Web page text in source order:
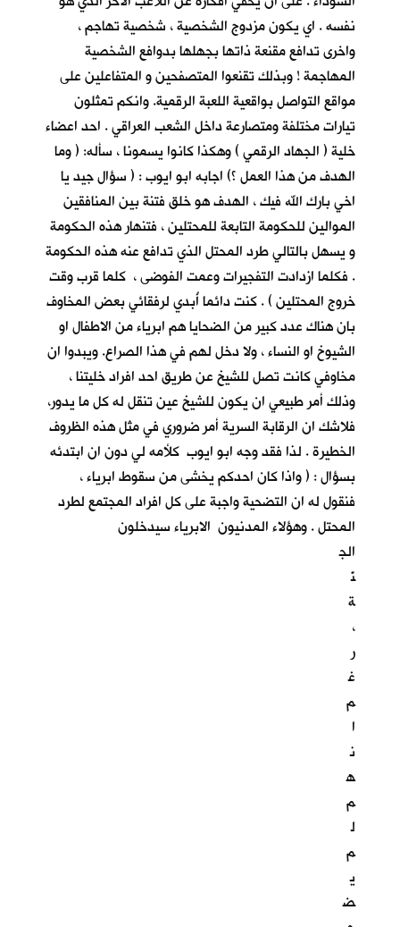
نفسه . اي يكون مزدوج الشخصية ، شخصية تهاجم ،
واخرى تدافع مقنعة ذاتها بجهلها بدوافع الشخصية
المهاجمة ! وبذلك تقنعوا المتصفحين و المتفاعلين على
مواقع التواصل بواقعية اللعبة الرقمية. وانكم تمثلون
تيارات مختلفة ومتصارعة داخل الشعب العراقي . احد اعضاء
خلية ( الجهاد الرقمي ) وهكذا كانوا يسمونا ، سأله: ( وما
الهدف من هذا العمل ؟) اجابه ابو ايوب : ( سؤال جيد يا
اخي بارك الله فيك ، الهدف هو خلق فتنة بين المنافقين
الموالين للحكومة التابعة للمحتلين ، فتنهار هذه الحكومة
و يسهل بالتالي طرد المحتل الذي تدافع عنه هذه الحكومة
. فكلما ازدادت التفجيرات وعمت الفوضى ، كلما قرب وقت
خروج المحتلين ) . كنت دائما أُبدي لرفقائي بعض المخاوف
بان هناك عدد كبير من الضحايا هم ابرياء من الاطفال او
الشيوخ او النساء ، ولا دخل لهم في هذا الصراع. ويبدوا ان
مخاوفي كانت تصل للشيخ عن طريق احد افراد خليتنا ،
وذلك أمر طبيعي ان يكون للشيخ عين تنقل له كل ما يدور،
فلاشك ان الرقابة السرية أمر ضروري في مثل هذه الظروف
الخطيرة . لذا فقد وجه ابو ايوب كلأمه لي دون ان ابتدئه
بسؤال : ( واذا كان احدكم يخشى من سقوط ابرياء ،
فنقول له ان التضحية واجبة على كل افراد المجتمع لطرد
المحتل . وهؤلاء المدنيون الابرياء سيدخلون
الج
نّ
ة
،
ر
غ
م
ا
ن
ه
م
ل
م
ي
ض